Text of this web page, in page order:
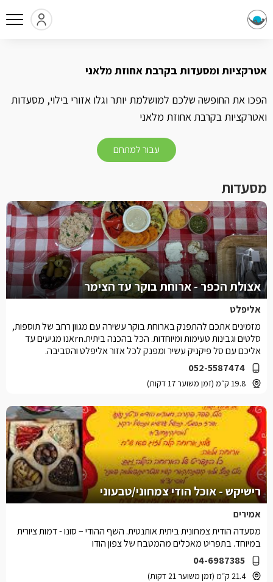
אטרקציות ומסעדות בקרבת אחוזת מלאני
הפכו את החופשה שלכם למושלמת יותר וגלו אזורי בילוי, מסעדות
ואטרקציות בקרבת אחוזת מלאני
עבור למתחם
מסעדות
אצולת הכפר - ארוחת בוקר עד הצימר
אליפלט
052-5587474
19.8 ק״מ (זמן משוער 17 דקות)
מזמינים אתכם להתפנק בארוחת בוקר עשירה עם מגוון רחב של תוספות,
סלטים וגבינות טעימות ומיוחדות. הכל בהכנה ביתית.rnאנו מגיעים עד
אליכם עם סל פיקניק עשיר ומפנק לכל אזור אליפלט והסביבה.
רישיקש - אוכל הודי צמחוני/טבעוני
אמירים
04-6987385
21.4 ק״מ (זמן משוער 21 דקות)
מסעדה הודית צמחונית ביתית אותנטית. השף ההודי – סונו - דמות ציורית
במיוחד. בתפריט מאכלים מהמטבח של צפון הודו